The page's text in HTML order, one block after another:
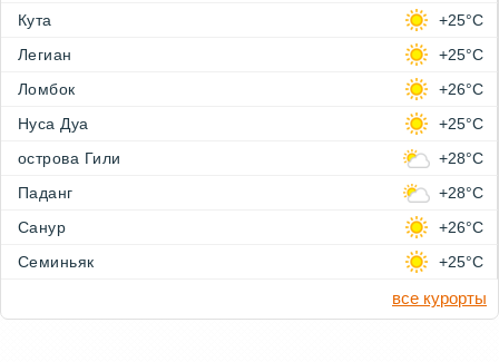
Кута
+25°C
Легиан
+25°C
Ломбок
+26°C
Нуса Дуа
+25°C
острова Гили
+28°C
Паданг
+28°C
Санур
+26°C
Семиньяк
+25°C
все курорты